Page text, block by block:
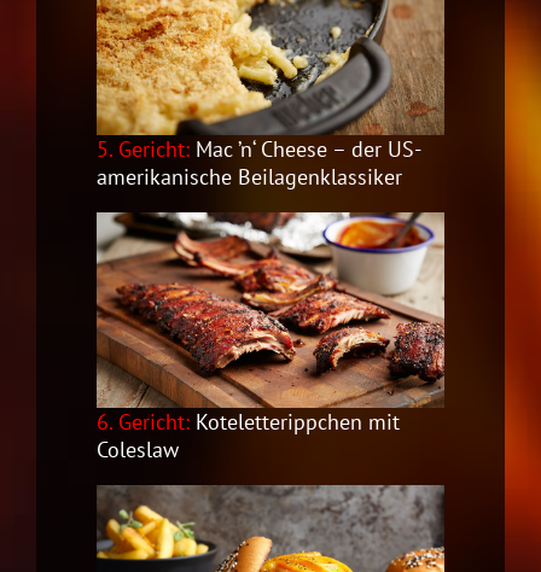
5. Gericht: Mac ’n‘ Cheese – der US-
amerikanische Beilagenklassiker
6. Gericht: Koteletterippchen mit
Coleslaw